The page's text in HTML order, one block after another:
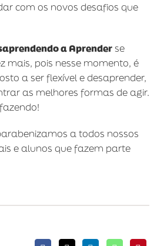
com os novos desafios que
a Aprenderse
mais, pois nesse momento, é
a ser flexível e desaprender,
as melhores formas de agir.
a todos nossos
e alunos que fazem parte